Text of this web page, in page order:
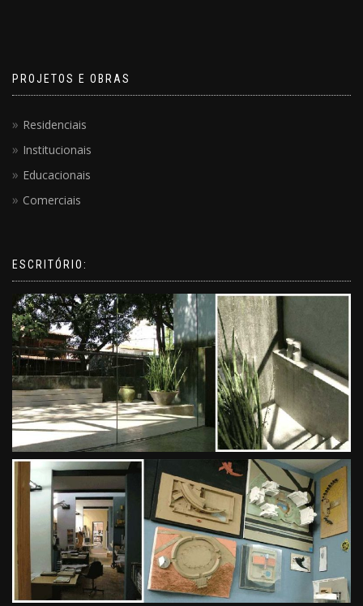
PROJETOS E OBRAS
Residenciais
Institucionais
Educacionais
Comerciais
ESCRITÓRIO: